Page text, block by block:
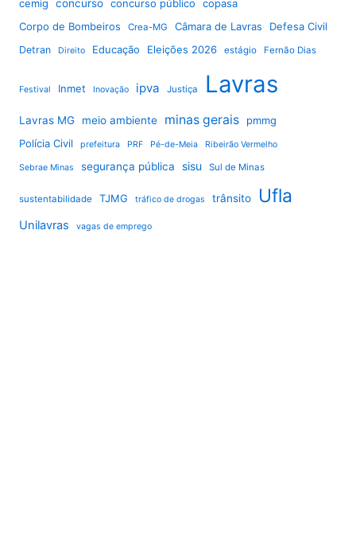
cemig concurso concurso público
copasa
Corpo de Bombeiros
Crea-MG Câmara de Lavras Defesa Civil
Detran Direito Educação Eleições 2026 estágio Fernão Dias
Festival Inmet Inovação ipva Justiça Lavras
Lavras MG meio ambiente minas gerais
pmmg
Polícia Civil
prefeitura PRF Pé-de-Meia Ribeirão Vermelho
Sebrae Minas segurança pública sisu Sul de Minas
sustentabilidade TJMG tráfico de drogas trânsito Ufla
Unilavras vagas de emprego